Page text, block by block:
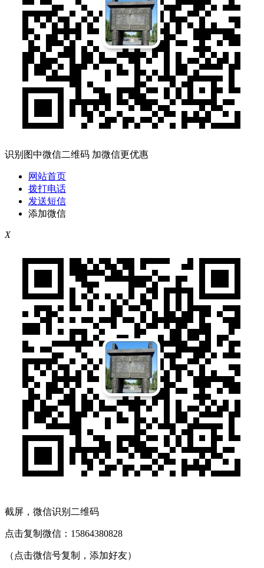
识别图中微信二维码 加微信更优惠
网站首页
拨打电话
发送短信
添加微信
X
截屏，微信识别二维码
点击复制微信：15864380828
（点击微信号复制，添加好友）